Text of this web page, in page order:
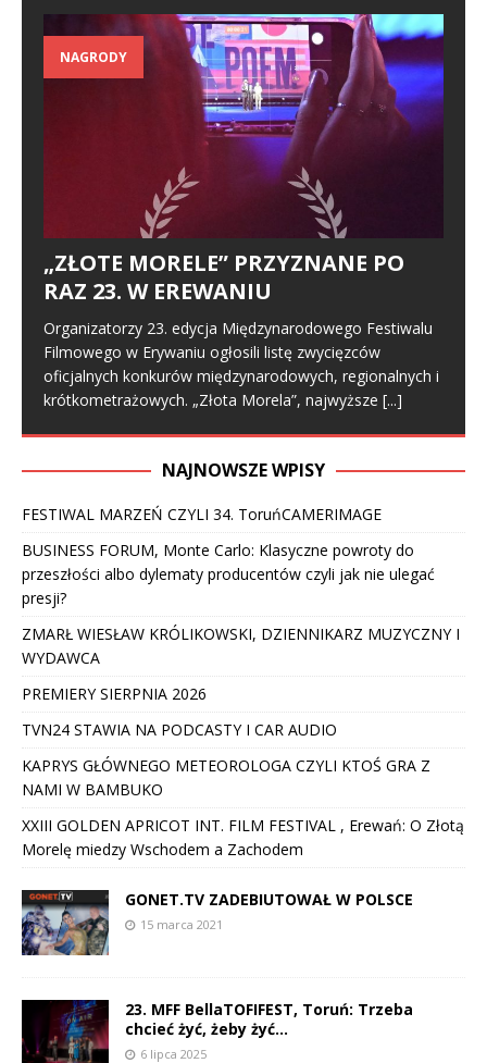
NAGRODY
„ZŁOTE MORELE” PRZYZNANE PO
RAZ 23. W EREWANIU
Organizatorzy 23. edycja Międzynarodowego Festiwalu
Filmowego w Erywaniu ogłosili listę zwycięzców
oficjalnych konkurów międzynarodowych, regionalnych i
krótkometrażowych. „Złota Morela”, najwyższe [...]
NAJNOWSZE WPISY
FESTIWAL MARZEŃ CZYLI 34. ToruńCAMERIMAGE
BUSINESS FORUM, Monte Carlo: Klasyczne powroty do
przeszłości albo dylematy producentów czyli jak nie ulegać
presji?
ZMARŁ WIESŁAW KRÓLIKOWSKI, DZIENNIKARZ MUZYCZNY I
WYDAWCA
PREMIERY SIERPNIA 2026
TVN24 STAWIA NA PODCASTY I CAR AUDIO
KAPRYS GŁÓWNEGO METEOROLOGA CZYLI KTOŚ GRA Z
NAMI W BAMBUKO
XXIII GOLDEN APRICOT INT. FILM FESTIVAL , Erewań: O Złotą
Morelę miedzy Wschodem a Zachodem
GONET.TV ZADEBIUTOWAŁ W POLSCE
15 marca 2021
23. MFF BellaTOFIFEST, Toruń: Trzeba
chcieć żyć, żeby żyć…
6 lipca 2025